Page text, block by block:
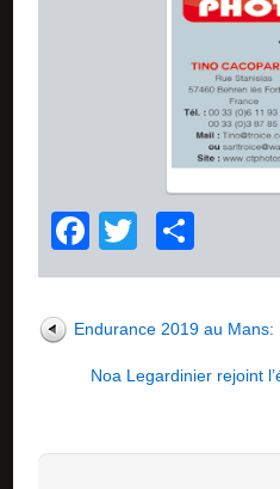
Facebook
Twitter
Endurance 2019 au
Noa Legardinier rejoint